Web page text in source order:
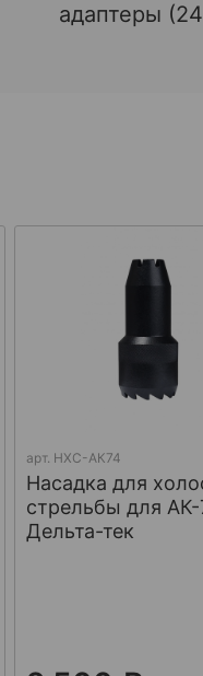
адаптеры
арт. НХС-АК74
Насадка для
стрельбы для АК-
Дельта-тек